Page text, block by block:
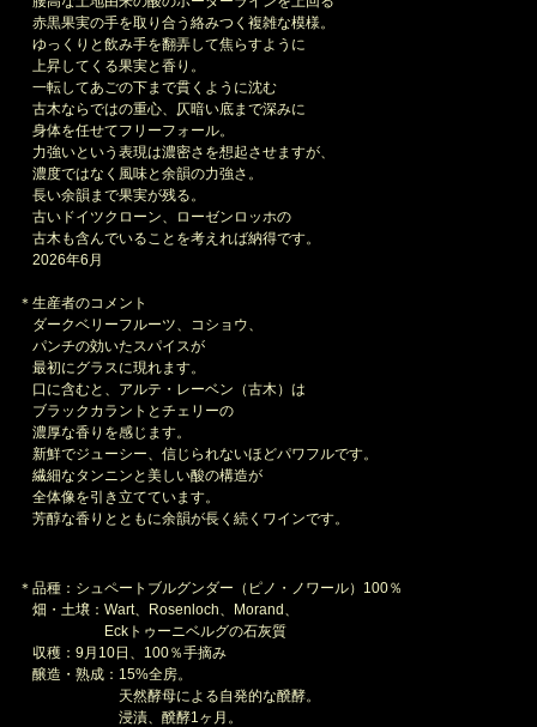
赤黒果実の手を取り合う絡みつく複雑な模様。
ゆっくりと飲み手を翻弄して焦らすように
上昇してくる果実と香り。
一転してあごの下まで貫くように沈む
古木ならではの重心、仄暗い底まで深みに
身体を任せてフリーフォール。
力強いという表現は濃密さを想起させますが、
濃度ではなく風味と余韻の力強さ。
長い余韻まで果実が残る。
古いドイツクローン、ローゼンロッホの
古木も含んでいることを考えれば納得です。
2026年6月
＊生産者のコメント
ダークベリーフルーツ、コショウ、
パンチの効いたスパイスが
最初にグラスに現れます。
口に含むと、アルテ・レーベン（古木）は
ブラックカラントとチェリーの
濃厚な香りを感じます。
新鮮でジューシー、信じられないほどパワフルです。
繊細なタンニンと美しい酸の構造が
全体像を引き立てています。
芳醇な香りとともに余韻が長く続くワインです。
＊品種：シュペートブルグンダー（ピノ・ノワール）100％
畑・土壌：Wart、Rosenloch、Morand、
Eckトゥーニベルグの石灰質
収穫：9月10日、100％手摘み
醸造・熟成：15%全房。
天然酵母による自発的な醗酵。
浸漬、醗酵1ヶ月。